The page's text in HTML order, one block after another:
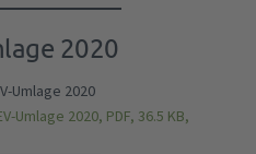
2020
Umlage 2020
Umlage 2020, PDF, 36.5 KB,